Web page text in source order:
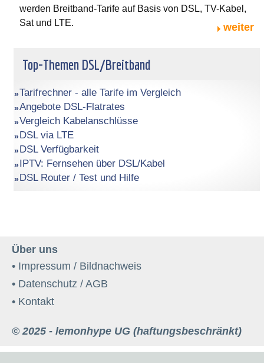
werden Breitband-Tarife auf Basis von DSL, TV-Kabel,
Sat und LTE.
weiter
Top-Themen DSL/Breitband
Tarifrechner - alle Tarife im Vergleich
Angebote DSL-Flatrates
Vergleich Kabelanschlüsse
DSL via LTE
DSL Verfügbarkeit
IPTV: Fernsehen über DSL/Kabel
DSL Router / Test und Hilfe
Über uns
• Impressum / Bildnachweis
• Datenschutz / AGB
• Kontakt
© 2025 - lemonhype UG (haftungsbeschränkt)